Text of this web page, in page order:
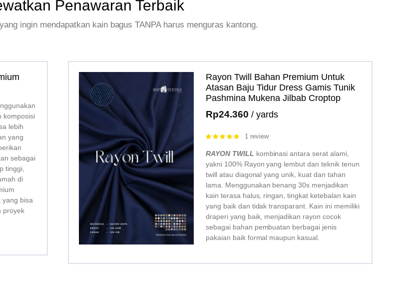
Penawaran Terbaik
ingin mendapatkan kain bagus TANPA harus menguras kantong.
komposisi
lebih
yang
sebagai
tinggi,
di
yang bisa
proyek
Rayon Twill Bahan Premium Untuk
Atasan Baju Tidur Dress Gamis Tunik
Pashmina Mukena Jilbab Croptop
Rp24.360 / yards
Rated
1 review
RAYON TWILL kombinasi antara serat alami,
yakni 100% Rayon yang lembut dan teknik tenun
twill atau diagonal yang unik, kuat dan tahan
lama. Menggunakan benang 30s menjadikan
kain terasa halus, ringan, tingkat ketebalan kain
yang baik dan tidak transparant. Kain ini memiliki
draperi yang baik, menjadikan rayon cocok
sebagai bahan pembuatan berbagai jenis
pakaian baik formal maupun kasual.